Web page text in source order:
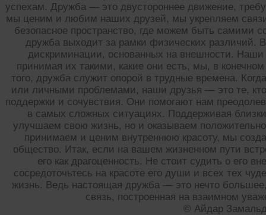
успехам. Дружба — это двустороннее движение,
мы ценим и любим наших друзей, мы укрепляем
безопасное пространство, где можем быть самими
дружба выходит за рамки физических различий.
дискриминации, основанных на внешности.
принимая их такими, какие они есть, мы, в
того, дружба служит опорой в трудные времена.
или личными проблемами, наши друзья — это те, кто
поддержки и сочувствия. Они помогают нам
в самых сложных ситуациях. Поддерживая
улучшаем свою жизнь, но и оказываем
принимаем и ценим внутреннюю красоту, мы
общество. Итак, если на вашем жизненном пути
его как драгоценность. Не стоит судить о его
сосредоточьтесь на красоте его души и всех тех
жизнь. Ведь настоящая дружба — это нечто
связь, построенная на взаимном
© Айдар